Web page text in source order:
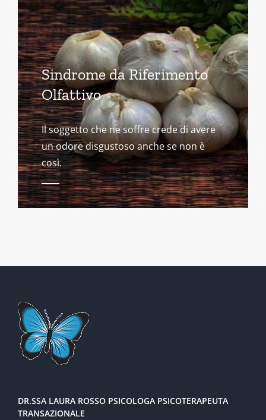
Sindrome da Riferimento
Olfattivo
Il soggetto che ne soffre crede di avere
un odore disgustoso anche se non è
così.
DR.SSA LAURA ROSSO PSICOLOGA PSICOTERAPEUTA
TRANSAZIONALE